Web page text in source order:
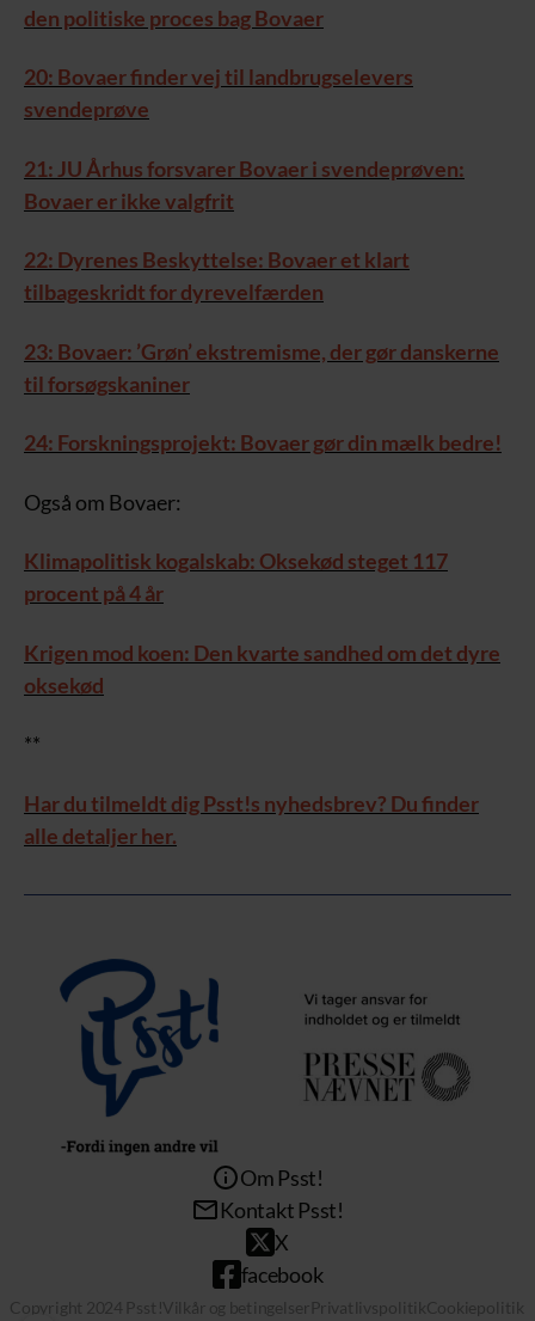
den politiske proces bag Bovaer
20: Bovaer finder vej til landbrugselevers
svendeprøve
21: JU Århus forsvarer Bovaer i svendeprøven:
Bovaer er ikke valgfrit
22: Dyrenes Beskyttelse: Bovaer et klart
tilbageskridt for dyrevelfærden
23: Bovaer: ’Grøn’ ekstremisme, der gør danskerne
til forsøgskaniner
24: Forskningsprojekt: Bovaer gør din mælk bedre!
Også om Bovaer:
Klimapolitisk kogalskab: Oksekød steget 117
procent på 4 år
Krigen mod koen: Den kvarte sandhed om det dyre
oksekød
**
Har du tilmeldt dig Psst!s nyhedsbrev? Du finder
alle detaljer her.
Om Psst!
Kontakt Psst!
X
facebook
Copyright 2024 Psst!Vilkår og betingelser Privatlivspolitik Cookiepolitik